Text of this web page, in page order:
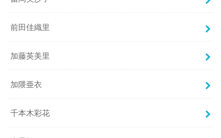
前田佳織里
加藤英美里
加隈亜衣
千本木彩花